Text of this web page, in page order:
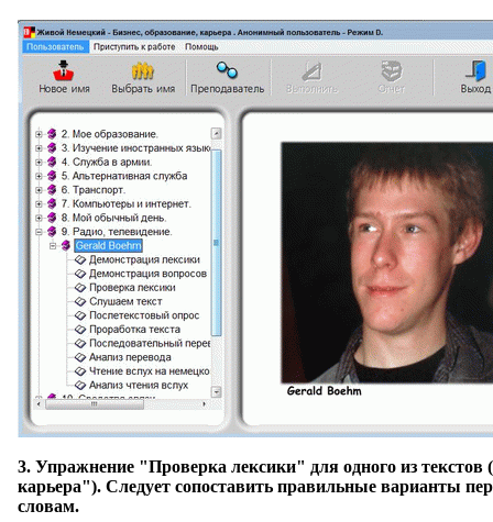
3. Упражнение "Проверка лексики" для одного из
карьера"). Следует сопоставить правильные варианты
словам.